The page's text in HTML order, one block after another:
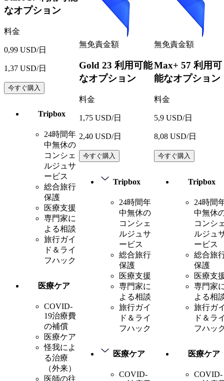
なオプション
料金
0,99 USD/日
1,37 USD/日
今すぐ購入
Tripbox
24時間年
中無休の
コンシェ
ルジュサ
ービス
総合旅行
保護
医療支援
専門家に
よる相談
旅行ガイ
ド＆ライ
フハック
医療ケア
COVID-
19治療費
の補償
医療ケア
怪我によ
る治療
（外来）
医師の往
無免責金額
Gold 23 利用可能
なオプション
料金
1,75 USD/日
2,40 USD/日
今すぐ購入
Tripbox
24時間年
中無休の
コンシェ
ルジュサ
ービス
総合旅行
保護
医療支援
専門家に
よる相談
旅行ガイ
ド＆ライ
フハック
医療ケア
COVID-
無免責金額
Max+ 57 利用可
能なオプション
料金
5,9 USD/日
8,08 USD/日
今すぐ購入
Tripbox
24時間
中無休
コンシ
ルジュ
ービス
総合旅
保護
医療支
専門家
よる相
旅行ガ
ド＆ラ
フハッ
医療ケア
COVID-